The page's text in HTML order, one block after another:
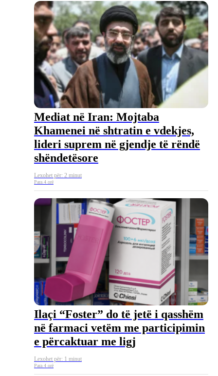
Mediat në Iran: Mojtaba
Khamenei në shtratin e vdekjes,
lideri suprem në gjendje të rëndë
shëndetësore
Lexohet për: 2 minut
Para 4 orë
Ilaçi “Foster” do të jetë i qasshëm
në farmaci vetëm me participimin
e përcaktuar me ligj
Lexohet për: 1 minut
Para 4 orë